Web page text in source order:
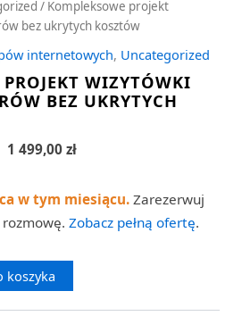
/ Kompleksowe projekt
bez ukrytych kosztów
internetowych, Uncategorized
WIZYTÓWKI
BEZ UKRYTYCH
1 499,00 zł
w tym miesiącu. Zarezerwuj
rozmowę. Zobacz pełną ofertę.
koszyka